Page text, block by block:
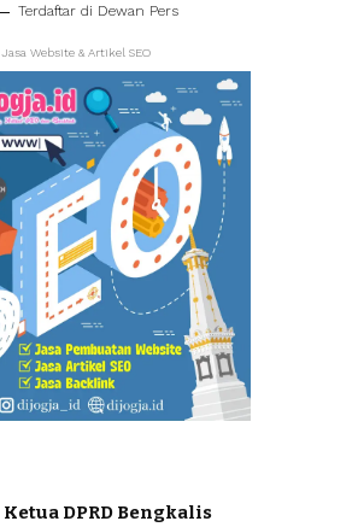
Terdaftar di Dewan Pers
Jasa Website & Artikel SEO
Ketua DPRD Bengkalis